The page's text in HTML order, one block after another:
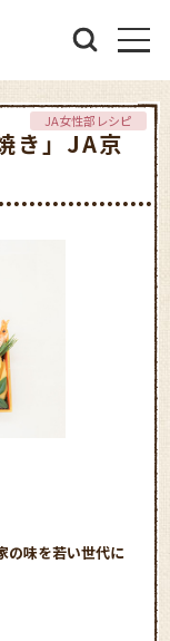
き」JA京
JA女性部レシピ
の味を若い世代に